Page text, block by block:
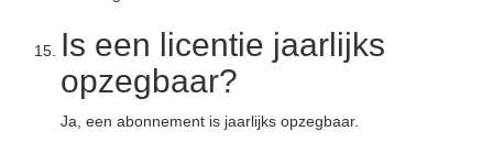
Is een licentie jaarlijks
opzegbaar?
Ja, een abonnement is jaarlijks opzegbaar.